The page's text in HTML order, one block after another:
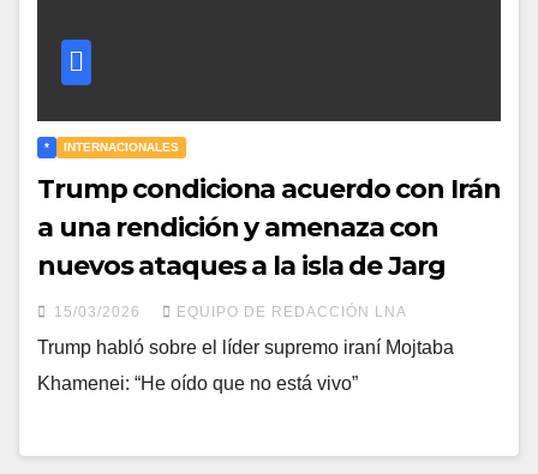
* INTERNACIONALES
Trump condiciona acuerdo con Irán
a una rendición y amenaza con
nuevos ataques a la isla de Jarg
15/03/2026 EQUIPO DE REDACCIÓN LNA
Trump habló sobre el líder supremo iraní Mojtaba
Khamenei: “He oído que no está vivo”